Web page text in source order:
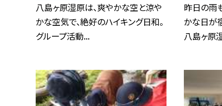
八島ヶ原湿原は、爽やかな空と涼や
かな空気で、絶好のハイキング日和。
グループ活動...
昨日の雨
かな日が
八島ヶ原